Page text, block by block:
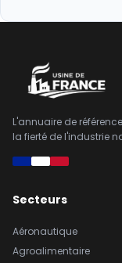
L'annuaire de
la fierté de l'industrie
Secteurs
Aéronautique
Agroalimentaire